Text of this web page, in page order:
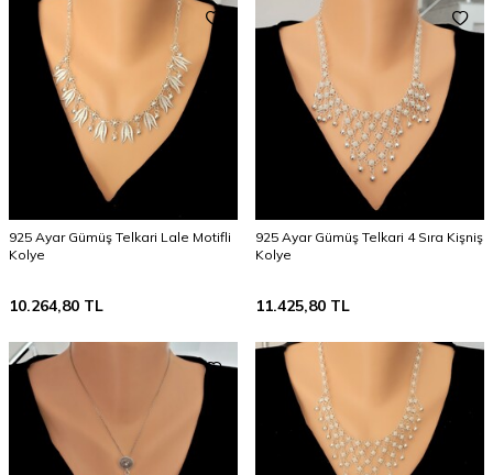
925 Ayar Gümüş Telkari Lale Motifli
Kolye
10.264,80 TL
925 Ayar Gümüş Telkari 4 Sıra Kişniş
Kolye
11.425,80 TL